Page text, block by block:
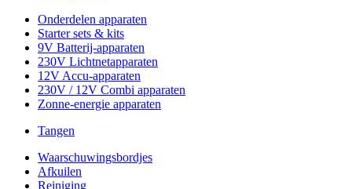
Onderdelen apparaten
Starter sets & kits
9V Batterij-apparaten
230V Lichtnetapparaten
12V Accu-apparaten
230V / 12V Combi apparaten
Zonne-energie apparaten
Tangen
Waarschuwingsbordjes
Afkuilen
Reiniging